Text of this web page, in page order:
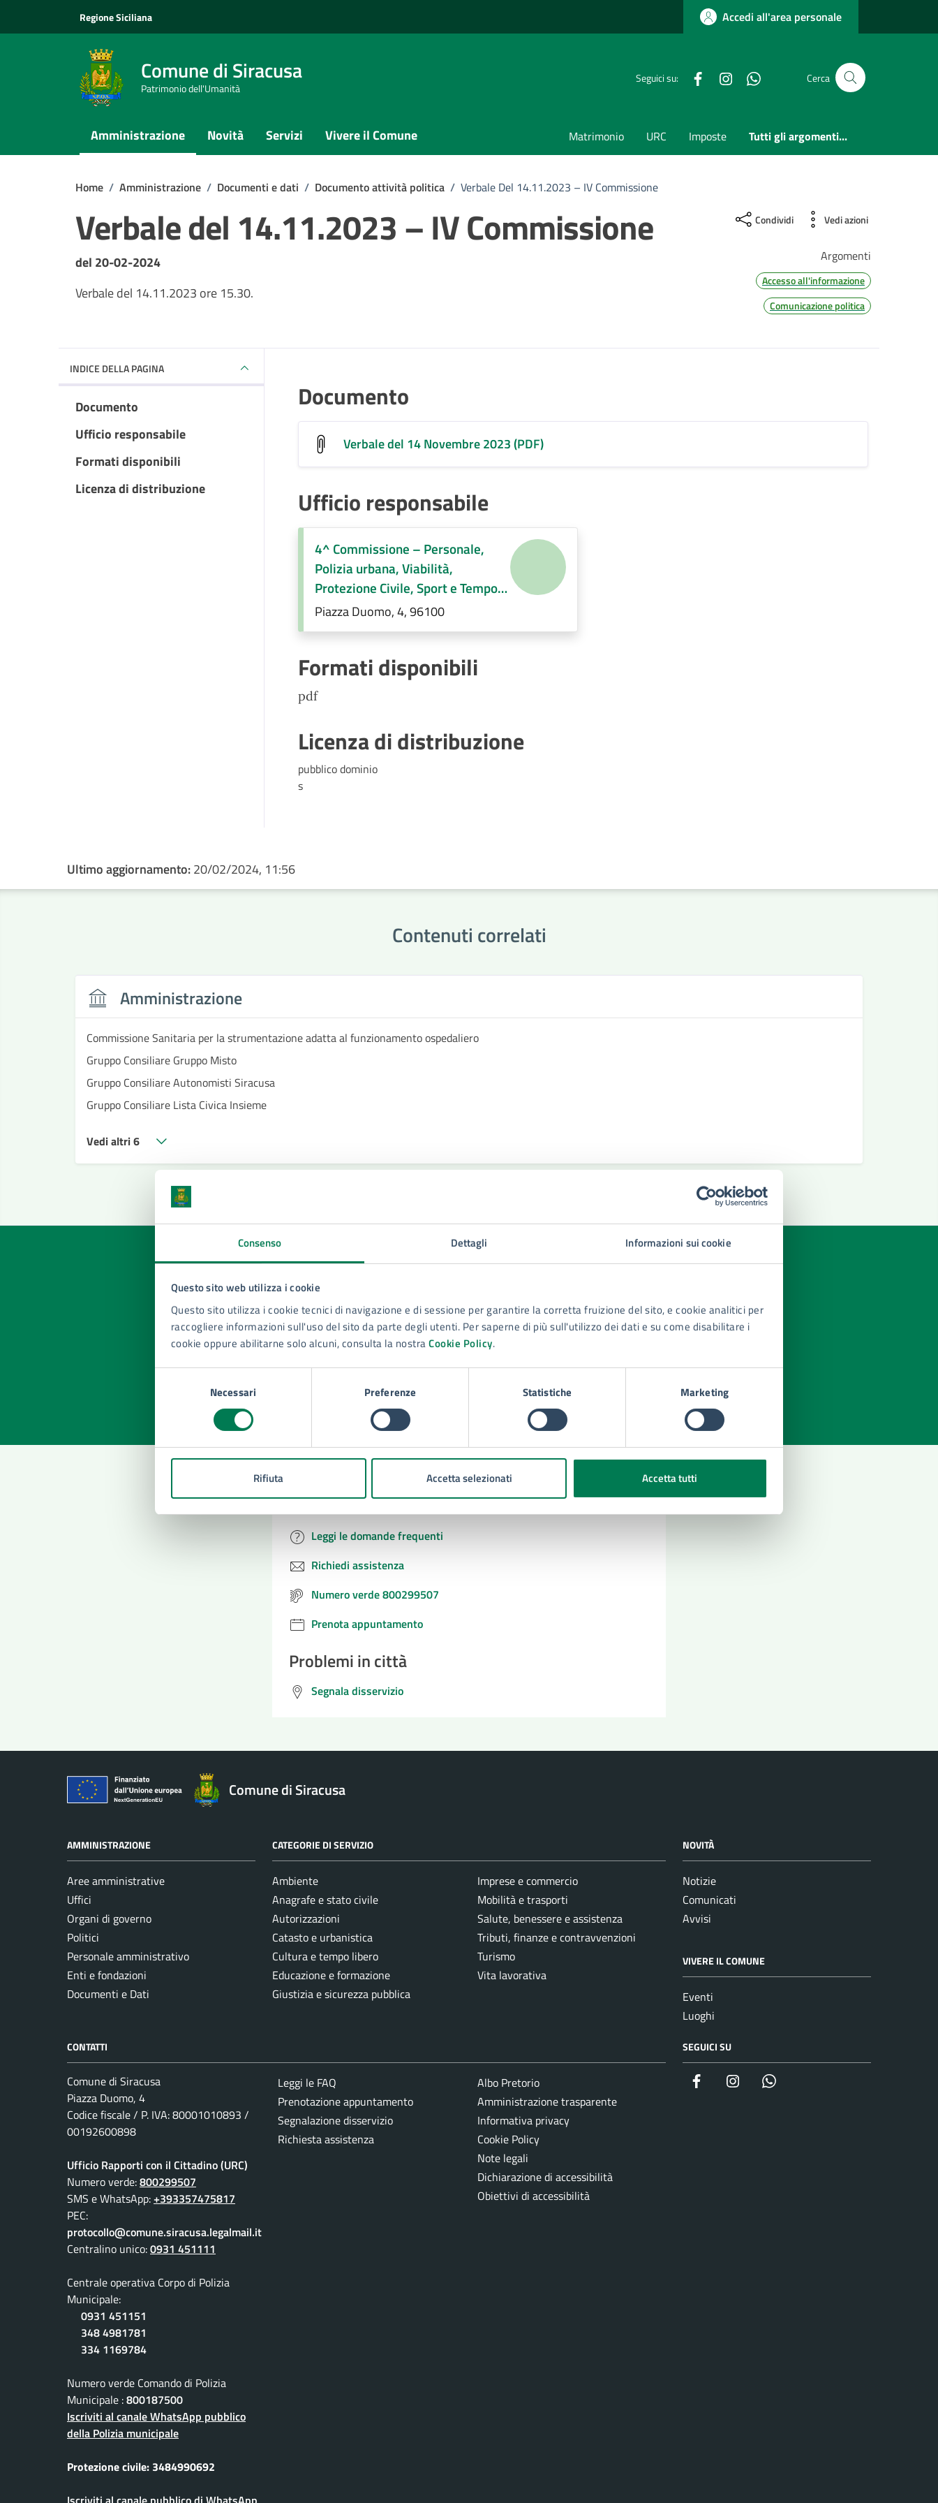
Consenso Dettagli Informazioni sui cookie
Questo sito web utilizza i cookie
Questo sito utilizza i cookie tecnici di navigazione e di sessione per garantire la corretta fruizione del sito, e cookie analitici per
raccogliere informazioni sull'uso del sito da parte degli utenti. Per saperne di più sull'utilizzo dei dati e su come disabilitare i
cookie oppure abilitarne solo alcuni, consulta la nostraCookie Policy.
Necessari Preferenze Statistiche Marketing
Rifiuta Accetta selezionati Accetta tutti
Regione Siciliana Accedi all'area personale
Comune di Siracusa
Patrimonio dell'Umanità
Seguici su: FacebookInstagramwhatsappCerca
Amministrazione Novità Servizi Vivere il Comune Matrimonio URC Imposte Tutti gli argomenti...
Home / Amministrazione / Documenti e dati / Documento attività politica / Verbale Del 14.11.2023 – IV Commissione
Verbale del 14.11.2023 – IV Commissione
Dettagli del documento
del 20-02-2024
Verbale del 14.11.2023 ore 15.30.
Condividi Vedi azioni
Argomenti
Accesso all'informazione
Comunicazione politica
INDICE DELLA PAGINA
Documento
Ufficio responsabile
Formati disponibili
Licenza di distribuzione
Documento
Verbale del 14 Novembre 2023 (PDF)
Ufficio responsabile
4^ Commissione – Personale,
Polizia urbana, Viabilità,
Protezione Civile, Sport e Tempo
libero, Servizi Demografici,
Società partecipate,
competenza
Piazza Duomo, 4, 96100
Formati disponibili
pdf
Licenza di distribuzione
pubblico dominio
s
Ultimo aggiornamento:20/02/2024, 11:56
Contenuti correlati
Amministrazione
Commissione Sanitaria per la strumentazione adatta al funzionamento ospedaliero
Gruppo Consiliare Gruppo Misto
Gruppo Consiliare Autonomisti Siracusa
Gruppo Consiliare Lista Civica Insieme
Vedi altri 6
Quanto sono chiare le informazioni su questa
pagina?
Seleziona il numero di stelle per valutare la chiarezza delle informazioni
Contatta il comune
Leggi le domande frequenti
Richiedi assistenza
Numero verde 800299507
Prenota appuntamento
Problemi in città
Segnala disservizio
Comune di Siracusa
AMMINISTRAZIONE
Aree amministrative
Uffici
Organi di governo
Politici
Personale amministrativo
Enti e fondazioni
Documenti e Dati
CATEGORIE DI SERVIZIO
Ambiente
Anagrafe e stato civile
Autorizzazioni
Catasto e urbanistica
Cultura e tempo libero
Educazione e formazione
Giustizia e sicurezza pubblica
Imprese e commercio
Mobilità e trasporti
Salute, benessere e assistenza
Tributi, finanze e contravvenzioni
Turismo
Vita lavorativa
NOVITÀ
Notizie
Comunicati
Avvisi
VIVERE IL COMUNE
Eventi
Luoghi
CONTATTI
Comune di Siracusa
Piazza Duomo, 4
Codice fiscale / P. IVA: 80001010893 /
00192600898
Ufficio Rapporti con il Cittadino (URC)
Numero verde:800299507
SMS e WhatsApp:+393357475817
PEC:
protocollo@comune.siracusa.legalmail.it
Centralino unico:0931 451111
Centrale operativa Corpo di Polizia
Municipale:
0931 451151
348 4981781
334 1169784
Numero verde Comando di Polizia
Municipale :800187500
Iscriviti al canale WhatsApp pubblico
della Polizia municipale
Protezione civile: 3484990692
Leggi le FAQ
Prenotazione appuntamento
Segnalazione disservizio
Richiesta assistenza
Albo Pretorio
Amministrazione trasparente
Informativa privacy
Cookie Policy
Note legali
Dichiarazione di accessibilità
Obiettivi di accessibilità
SEGUICI SU
Facebook Instagram